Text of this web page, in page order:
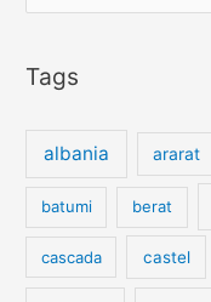
for:
Tags
albania ararat
batumi berat
cascada castel